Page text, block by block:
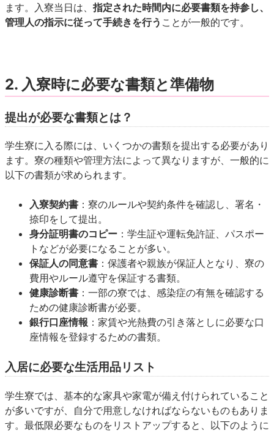
ます。入寮当日は、 指定された時間内に必要書類を持参し、
管理人の指示に従って手続きを行う ことが一般的です。
2. 入寮時に必要な書類と準備物
提出が必要な書類とは？
学生寮に入る際には、いくつかの書類を提出する必要があり
ます。寮の種類や管理方法によって異なりますが、一般的に
以下の書類が求められます。
入寮契約書 ：寮のルールや契約条件を確認し、署名・
捺印をして提出。
身分証明書のコピー ：学生証や運転免許証、パスポー
トなどが必要になることが多い。
保証人の同意書 ：保護者や親族が保証人となり、寮の
費用やルール遵守を保証する書類。
健康診断書 ：一部の寮では、感染症の有無を確認する
ための健康診断書が必要。
銀行口座情報 ：家賃や光熱費の引き落としに必要な口
座情報を登録するための書類。
入居に必要な生活用品リスト
学生寮では、基本的な家具や家電が備え付けられていること
が多いですが、自分で用意しなければならないものもありま
す。最低限必要なものをリストアップすると、以下のように